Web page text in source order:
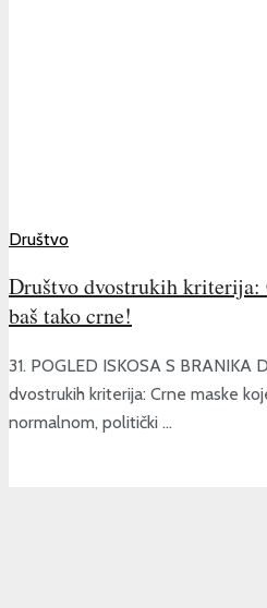
Društvo
Društvo dvostrukih kriterija:
baš tako crne!
31. POGLED ISKOSA S BRANIKA
dvostrukih kriterija: Crne maske
normalnom, politički ...